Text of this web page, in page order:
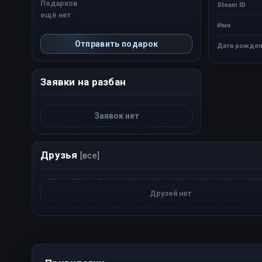
Подарков
ещё нет
Отправить подарок
Заявки на разбан
Заявок нет
Steam ID
Имя
Дата
Друзья [все]
Друзей нет